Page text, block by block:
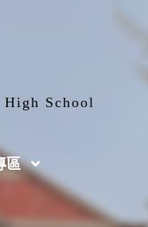
High School
區